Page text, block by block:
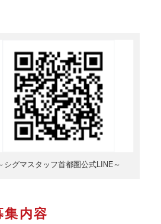
シグマスタッフ首都圏公式LINE～
集内容